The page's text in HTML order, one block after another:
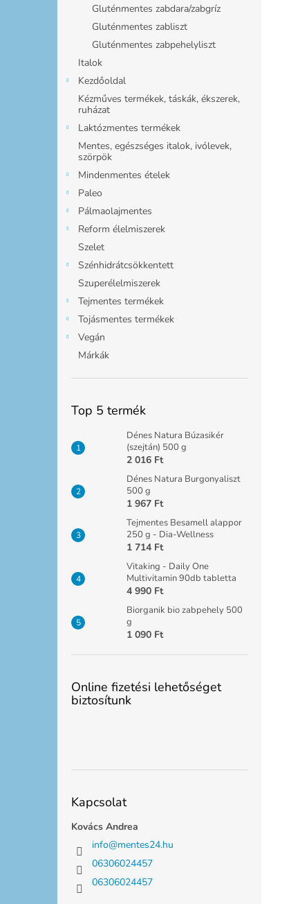
Gluténmentes zabdara/zabgríz
Gluténmentes zabliszt
Gluténmentes zabpehelyliszt
Italok
Kezdőoldal
Kézműves termékek, táskák, ékszerek,
ruházat
Laktózmentes termékek
Mentes, egészséges italok, ivólevek,
szörpök
Mindenmentes ételek
Paleo
Pálmaolajmentes
Reform élelmiszerek
Szelet
Szénhidrátcsökkentett
Szuperélelmiszerek
Tejmentes termékek
Tojásmentes termékek
Vegán
Márkák
Top 5 termék
Dénes Natura Búzasikér
(szejtán) 500 g
2 016 Ft
Dénes Natura Burgonyaliszt
500 g
1 967 Ft
Tejmentes Besamell alappor
250 g - Dia-Wellness
1 714 Ft
Vitaking - Daily One
Multivitamin 90db tabletta
4 990 Ft
Biorganik bio zabpehely 500
g
1 090 Ft
Online fizetési lehetőséget
biztosítunk
Kapcsolat
Kovács Andrea
info@mentes24.hu
06306024457
06306024457